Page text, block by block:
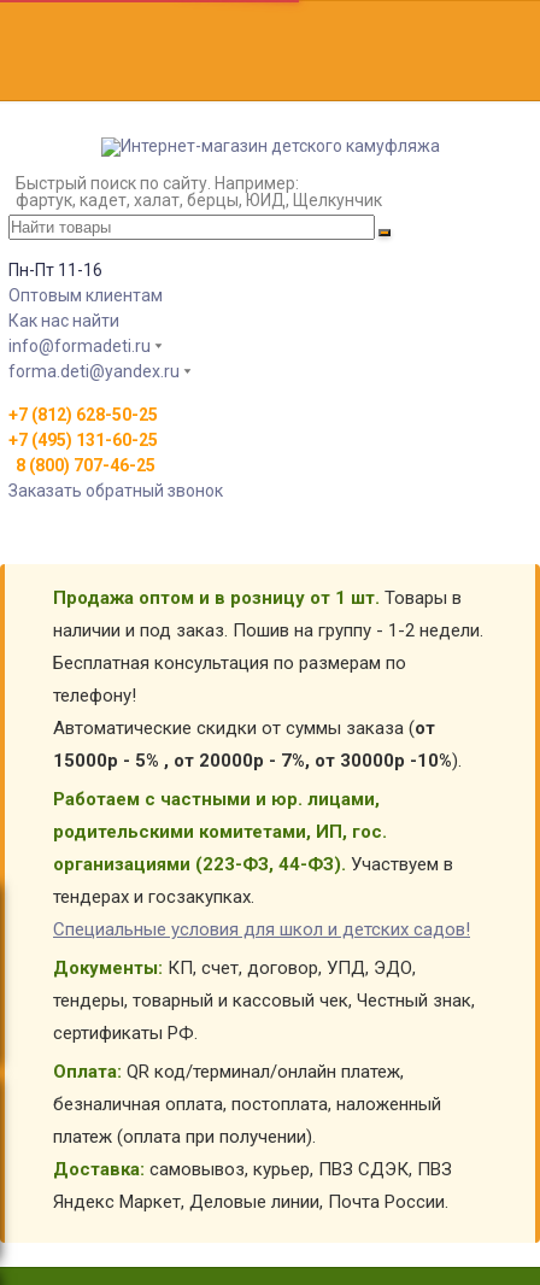
Быстрый поиск по сайту. Например:
фартук, кадет, халат, берцы, ЮИД, Щелкунчик
Пн-Пт 11-16
Оптовым клиентам
Как нас найти
info@formadeti.ru
forma.deti@yandex.ru
+7 (812) 628-50-25
+7 (495) 131-60-25
8 (800) 707-46-25
Заказать обратный звонок
Продажа оптом и в розницу от 1 шт. Товары в
наличии и под заказ. Пошив на группу - 1-2 недели.
Бесплатная консультация по размерам по
телефону!
Автоматические скидки от суммы заказа (от
15000р - 5% , от 20000р - 7%, от 30000р -10%).
Работаем с частными и юр. лицами,
родительскими комитетами, ИП, гос.
организациями (223-ФЗ, 44-ФЗ). Участвуем в
тендерах и госзакупках.
Специальные условия для школ и детских садов!
Документы: КП, счет, договор, УПД, ЭДО,
тендеры, товарный и кассовый чек, Честный знак,
сертификаты РФ.
Оплата: QR код/терминал/онлайн платеж,
безналичная оплата, постоплата, наложенный
платеж (оплата при получении).
Доставка: самовывоз, курьер, ПВЗ СДЭК, ПВЗ
Яндекс Маркет, Деловые линии, Почта России.